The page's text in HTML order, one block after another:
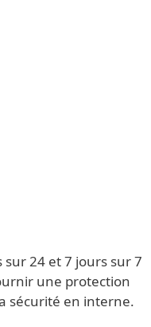
sur 24 et 7 jours sur 7
une protection
sécurité en interne.